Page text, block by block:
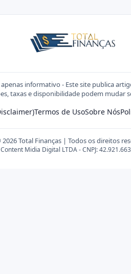
informativo - Este site publica
taxas e disponibilidade podem mudar
Termos de UsoSobre Nós
Total Finanças | Todos os direitos
Content Midia Digital LTDA - CNPJ: